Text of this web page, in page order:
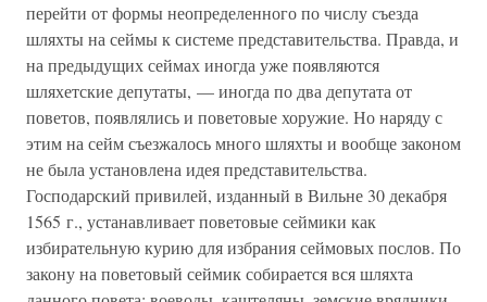
перейти от формы неопределенного по числу съезда
шляхты на сеймы к системе представительства. Правда, и
на предыдущих сеймах иногда уже появляются
шляхетские депутаты, — иногда по два депутата от
поветов, появлялись и поветовые хоружие. Но наряду с
этим на сейм съезжалось много шляхты и вообще законом
не была установлена идея представительства.
Господарский привилей, изданный в Вильне 30 декабря
1565 г., устанавливает поветовые сеймики как
избирательную курию для избрания сеймовых послов. По
закону на поветовый сеймик собирается вся шляхта